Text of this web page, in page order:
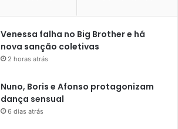
Venessa falha no Big Brother e há
nova sanção coletivas
2 horas atrás
Nuno, Boris e Afonso protagonizam
dança sensual
6 dias atrás